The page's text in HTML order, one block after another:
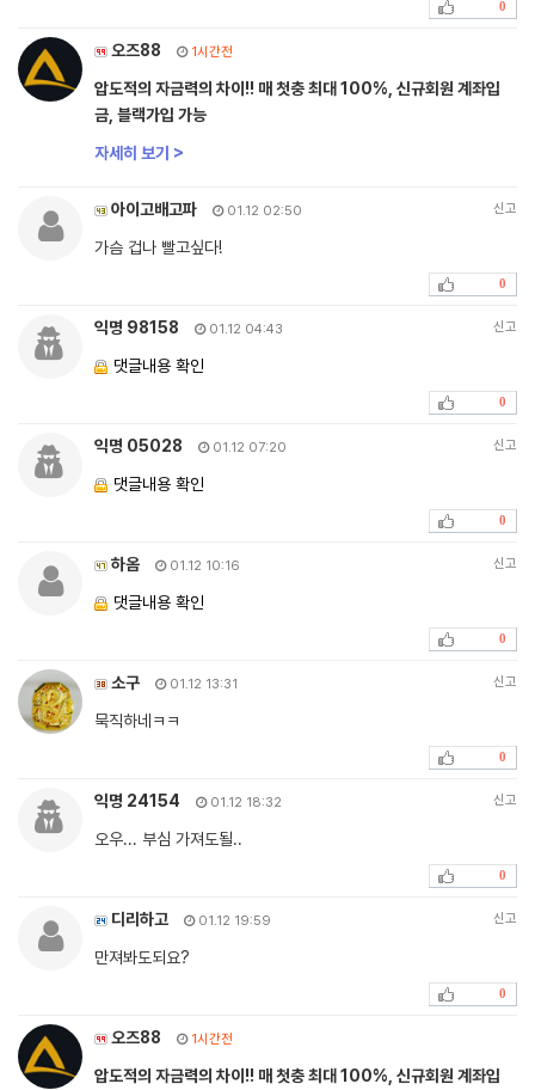
0
오즈88 1시간전
압도적의 자금력의 차이!! 매 첫충 최대 100%, 신규회원 계좌입
금, 블랙가입 가능
자세히 보기 >
아이고배고파 01.12 02:50 신고
가슴 겁나 빨고싶다!
0
익명 98158 01.12 04:43 신고
댓글내용 확인
0
익명 05028 01.12 07:20 신고
댓글내용 확인
0
하옴 01.12 10:16 신고
댓글내용 확인
0
소구 01.12 13:31 신고
묵직하네ㅋㅋ
0
익명 24154 01.12 18:32 신고
오우... 부심 가져도될..
0
디리하고 01.12 19:59 신고
만져봐도되요?
0
오즈88 1시간전
압도적의 자금력의 차이!! 매 첫충 최대 100%, 신규회원 계좌입